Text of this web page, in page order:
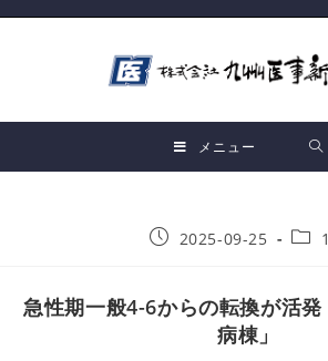
メニュー
2025-09-25
急性期一般4-6からの転換が活
病棟」